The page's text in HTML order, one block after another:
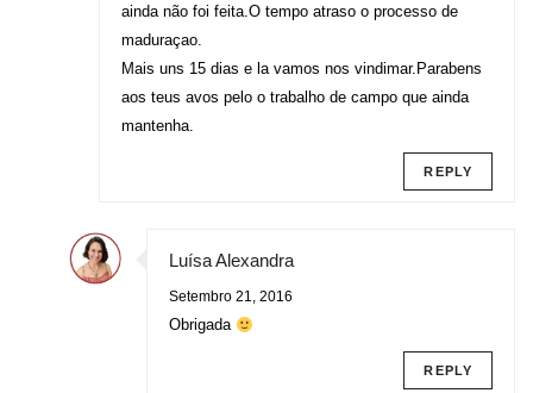
ainda não foi feita.O tempo atraso o processo de
maduraçao.
Mais uns 15 dias e la vamos nos vindimar.Parabens
aos teus avos pelo o trabalho de campo que ainda
mantenha.
REPLY
Luísa Alexandra
Setembro 21, 2016
Obrigada
REPLY